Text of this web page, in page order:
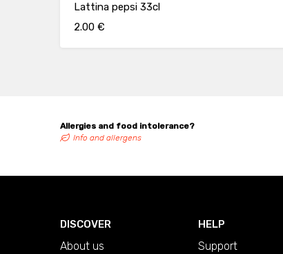
Lattina pepsi 33cl
2.00 €
Allergies and food intolerance?
Info and allergens
DISCOVER
About us
HELP
Support